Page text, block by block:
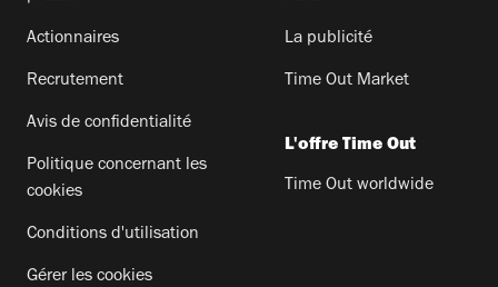
Actionnaires
Recrutement
Avis de confidentialité
Politique concernant les
cookies
Conditions d'utilisation
Gérer les cookies
La publicité
Time Out Market
L'offre Time Out
Time Out worldwide